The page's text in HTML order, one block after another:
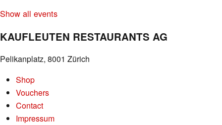
Show all events
KAUFLEUTEN RESTAURANTS AG
Pelikanplatz, 8001 Zürich
Shop
Vouchers
Contact
Impressum